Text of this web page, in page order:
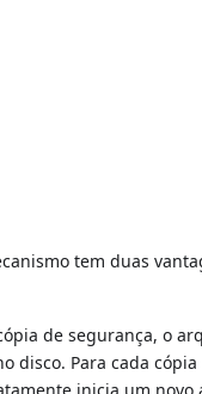
tem duas
de segurança, o
disco. Para cada cópia